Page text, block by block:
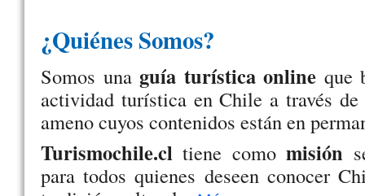
¿Quiénes Somos?
Somos una guía turística online que
actividad turística en Chile a través
ameno cuyos contenidos están en
Turismochile.cl tiene comomisión
para todos quienes deseen conocer